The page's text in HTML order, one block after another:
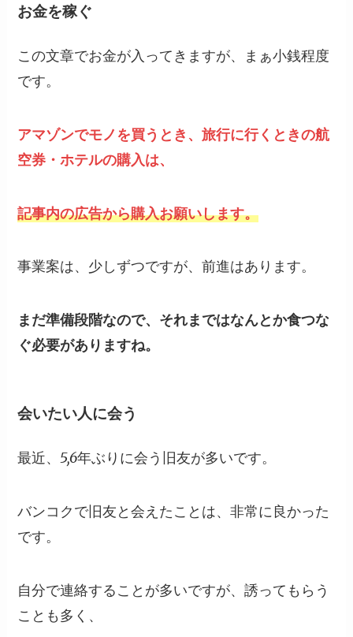
お金を稼ぐ
この文章でお金が入ってきますが、まぁ小銭程度
です。
アマゾンでモノを買うとき、旅行に行くときの航
空券・ホテルの購入は、
記事内の広告から購入お願いします。
事業案は、少しずつですが、前進はあります。
まだ準備段階なので、それまではなんとか食つな
ぐ必要がありますね。
会いたい人に会う
最近、5,6年ぶりに会う旧友が多いです。
バンコクで旧友と会えたことは、非常に良かった
です。
自分で連絡することが多いですが、誘ってもらう
ことも多く、